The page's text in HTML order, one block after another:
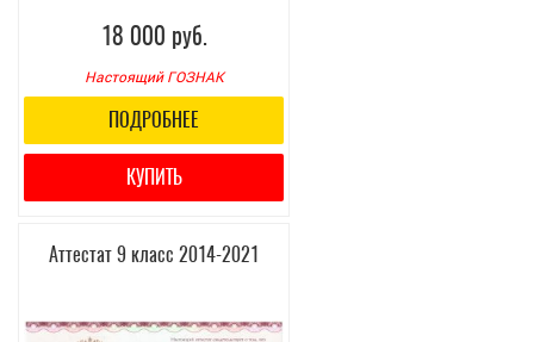
18 000 руб.
Настоящий ГОЗНАК
ПОДРОБНЕЕ
КУПИТЬ
Аттестат 9 класс 2014-2021